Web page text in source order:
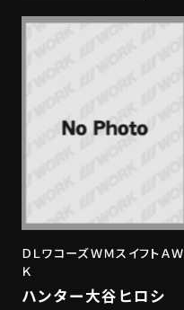
ＤＬワコーズＷＭスイフトＡＷ
Ｋ
ハンター大谷ヒロシ